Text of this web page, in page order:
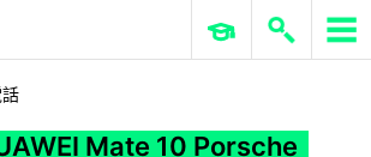
ERP 與商業 AI
Mate 10 Porsche